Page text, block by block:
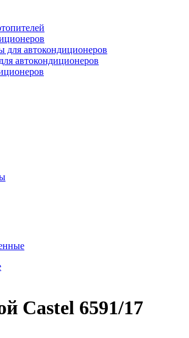
для автокондиционеров
автокондиционеров
Castel 6591/17